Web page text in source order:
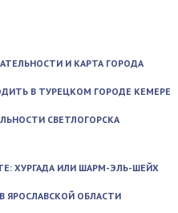
И КАРТА ГОРОДА
В ТУРЕЦКОМ ГОРОДЕ КЕМЕРЕ
СВЕТЛОГОРСКА
ХУРГАДА ИЛИ ШАРМ-ЭЛЬ-ШЕЙХ
ЯРОСЛАВСКОЙ ОБЛАСТИ